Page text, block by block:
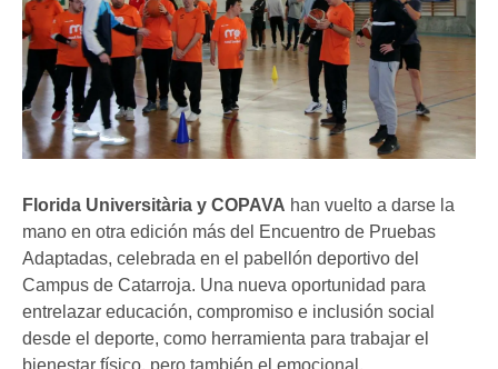
Florida Universitària y COPAVA han vuelto a darse la
mano en otra edición más del Encuentro de Pruebas
Adaptadas, celebrada en el pabellón deportivo del
Campus de Catarroja. Una nueva oportunidad para
entrelazar educación, compromiso e inclusión social
desde el deporte, como herramienta para trabajar el
bienestar físico, pero también el emocional.